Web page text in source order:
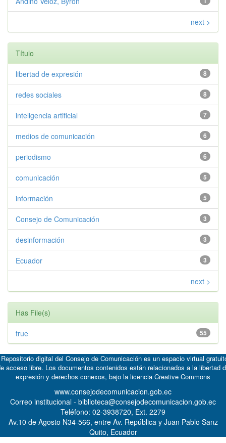
next >
Título
8
libertad de expresión
8
redes sociales
7
inteligencia artificial
6
medios de comunicación
6
periodismo
5
comunicación
5
información
3
Consejo de Comunicación
3
desinformación
3
Ecuador
next >
Has File(s)
55
true
digital del Consejo de Comunicación es un espacio virtual
acceso libre. Los documentos contenidos están relacionados a la libertad
expresión y derechos conexos, bajo la licencia Creative Commons
www.consejodecomunicacion.gob.ec
Correo institucional - biblioteca@consejodecomunicacion.gob.ec
Teléfono: 02-3938720, Ext. 2279
Av.10 de Agosto N34-566, entre Av. República y Juan Pablo Sanz
Quito, Ecuador